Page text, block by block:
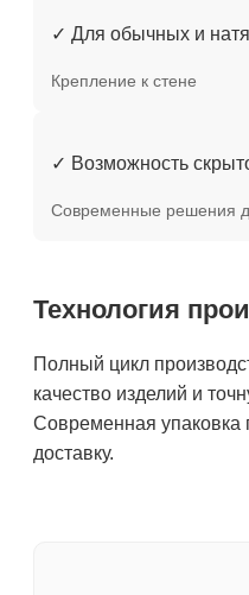
✓ Для обычных и
Крепление к стене
✓ Возможность
Современные решения
Технология
Полный цикл
качество изделий и
Современная упаковка
доставку.